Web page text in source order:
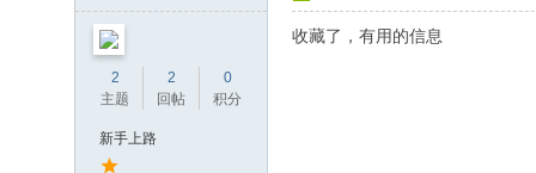
2
主题
2
回帖
0
积分
新手上路
收藏了，有用的信息